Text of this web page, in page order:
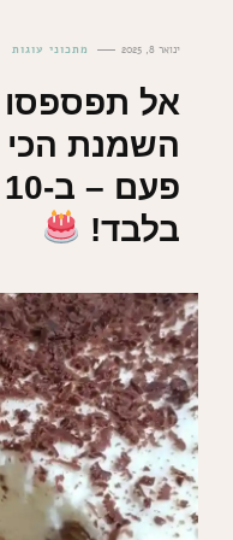
ינואר 8, 2025 מתכוני עוגות
אל
השמנת הכי
בלבד!